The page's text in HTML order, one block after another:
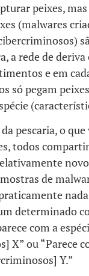
peixes,
(malwares
a rede de deriva
e em
só pegam
pescaria, o
todos
de
determinado
com a
X” ou “Parece
Y.”